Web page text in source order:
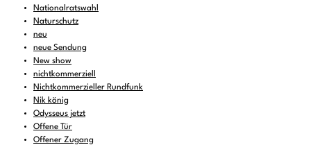
Nationalratswahl
Naturschutz
neu
neue Sendung
New show
nichtkommerziell
Nichtkommerzieller Rundfunk
Nik könig
Odysseus jetzt
Offene Tür
Offener Zugang